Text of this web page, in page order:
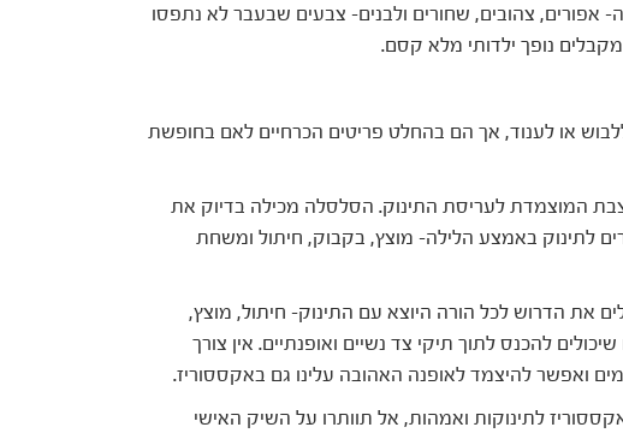
אפורים, צהובים, שחורים ולבנים- צבעים שבעבר לא נתפסו
מקבלים נופך ילדותי מלא קסם.
או לענוד, אך הם בהחלט פריטים הכרחיים לאם בחופשת
המוצמדת לעריסת התינוק. הסלסלה מכילה בדיוק את
לתינוק באמצע הלילה- מוצץ, בקבוק, חיתול ומשחת
את הדרוש לכל הורה היוצא עם התינוק- חיתול, מוצץ,
להכנס לתוך תיקי צד נשיים ואופנתיים. אין צורך
ואפשר להיצמד לאופנה האהובה עלינו גם באקססוריז.
לתינוקות ואמהות, אל תוותרו על השיק האישי